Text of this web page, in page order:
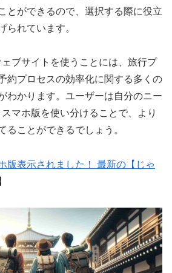
とができるので、選択する際に役立
られています。
ブサイトを使うことには、旅行プ
約プロセスの効率化に関する多くの
わかります。ユーザーは自分のニー
マホ版を使い分けることで、より
ることができるでしょう。
版表示されました！ 最新の【じゃ
】